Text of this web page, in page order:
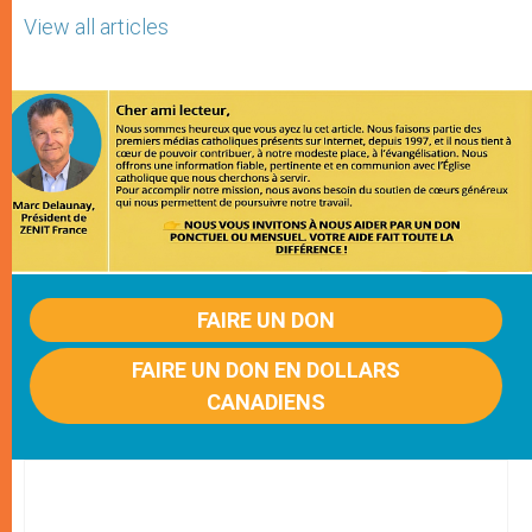
View all articles
FAIRE UN DON
FAIRE UN DON EN DOLLARS
CANADIENS